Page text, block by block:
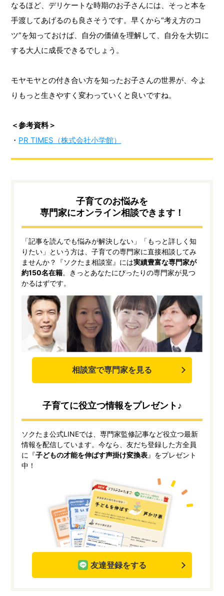
なるほど、デリケートな時期のお子さんには、そっと本を
手渡してあげるのも良さそうです。早くから“考え方のコ
ツ”を知っておけば、自分の価値を理解して、自分を大切に
する大人に成長できるでしょう。
モヤモヤとの付き合い方を知ったお子さんの世界が、今よ
りもっと生きやすく変わっていくと良いですね。
＜参考資料＞
・ PR TIMES（株式会社小学館）
子育てのお悩みを
専門家にオンライン相談できます！
「記事を読んでも悩みが解決しない」「もっと詳しく知
りたい」という方は、子育ての専門家に直接相談してみ
ませんか？『ソクたま相談室』には実績豊富な専門家が
約150名在籍。きっとあなたにぴったりの専門家が見つ
かるはずです。
相談室で専門家を見る
子育てに役立つ情報をプレゼント♪
ソクたま公式LINEでは、専門家監修記事など役立つ最新
情報を配信しています。今なら、友だち登録した方全員
に『子どもの才能を伸ばす声掛け変換表』をプレゼント
中！
友達登録をする